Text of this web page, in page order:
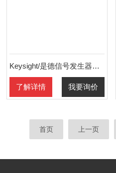
Keysight/是德信号发生器N5194A
了解详情 我要询价
首页 上一页